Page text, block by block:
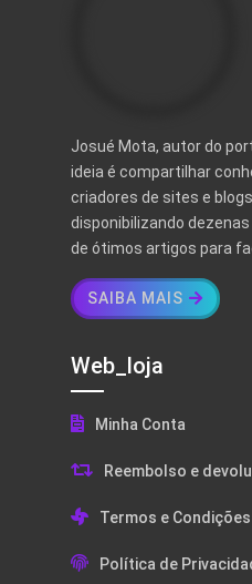
Josué Mota, autor do
ideia é compartilhar
criadores de sites e
disponibilizando
de ótimos artigos para
SAIBA MAIS
Web_loja
Minha Conta
Reembolso e
Termos e Condições
Política de